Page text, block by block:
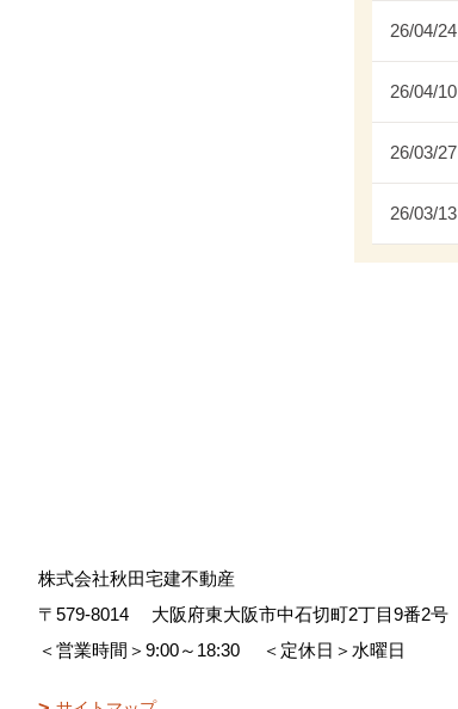
26/04/24
26/04/10
26/03/27
26/03/13
株式会社秋田宅建不動産
〒579-8014
大阪府東大阪市中石切町2丁目9番2号
＜営業時間＞9:00～18:30
＜定休日＞水曜日